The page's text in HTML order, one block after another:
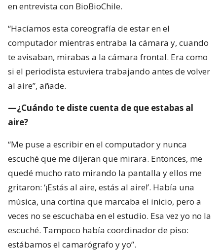
en entrevista con BioBioChile.
“Hacíamos esta coreografía de estar en el
computador mientras entraba la cámara y, cuando
te avisaban, mirabas a la cámara frontal. Era como
si el periodista estuviera trabajando antes de volver
al aire”, añade.
—¿Cuándo te diste cuenta de que estabas al
aire?
“Me puse a escribir en el computador y nunca
escuché que me dijeran que mirara. Entonces, me
quedé mucho rato mirando la pantalla y ellos me
gritaron: ‘¡Estás al aire, estás al aire!’. Había una
música, una cortina que marcaba el inicio, pero a
veces no se escuchaba en el estudio. Esa vez yo no la
escuché. Tampoco había coordinador de piso:
estábamos el camarógrafo y yo”.